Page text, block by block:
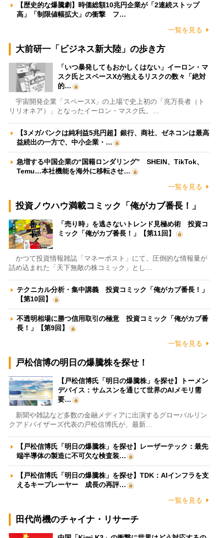
【歴史的な爆騰劇】時価総額10兆円企業が「2連続ストップ
高」「制限値幅拡大」の衝撃 フ…
一覧を見る
大前研一「ビジネス新大陸」の歩き方
「いつ暴発してもおかしくはない」イーロン・マ
スク氏とスペースXが抱えるリスクの数々「絶対
的…
宇宙開発企業「スペースX」の上場で史上初の「兆万長者（ト
リリオネア）」となったイーロン・マスク氏。…
【3メガバンクは純利益5兆円超】銀行、商社、ゼネコンは最高
益続出の一方で、中小企業・…
急増する中国企業の“国籍ロンダリング” SHEIN、TikTok、
Temu…本社機能を海外に移転させ…
一覧を見る
投資ノウハウ満載コミック「俺がカブ番長！」
「売り時」を逃さないトレンド見極め術 投資コ
ミック「俺がカブ番長！」【第11回】
かつて投資情報雑誌「マネーポスト」にて、圧倒的な情報量が
詰め込まれた「天下無敵の株コミック」とし…
テクニカル分析・集中講義 投資コミック「俺がカブ番長！」
【第10回】
不透明相場に勝つ信用取引の極意 投資コミック「俺がカブ番
長！」【第9回】
一覧を見る
戸松信博の明日の爆騰株を探せ！
【戸松信博氏「明日の爆騰株」を探せ】トーメン
デバイス：サムスンを通じて世界のAIメモリ需
要…
新聞や雑誌など多数の金融メディアに出演するグローバルリン
クアドバイザーズ代表の戸松信博氏が、最新…
【戸松信博氏「明日の爆騰株」を探せ】レーザーテック：最先
端半導体の製造に不可欠な検査装…
【戸松信博氏「明日の爆騰株」を探せ】TDK：AIインフラを支
えるキープレーヤー 成長の再評…
一覧を見る
田代尚機のチャイナ・リサーチ